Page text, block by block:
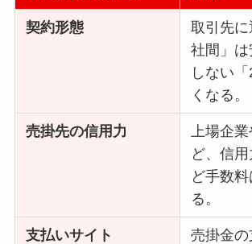
契約形態
取引先
社間」
しない
くなる。
売掛先の信用力
上場企
ど、信
ど手数
る。
支払いサイト
売掛金の